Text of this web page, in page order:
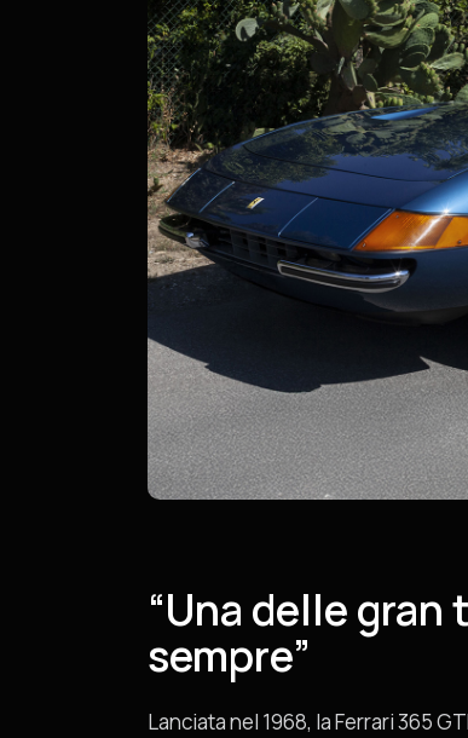
“Una delle
sempre”
Lanciata nel 1968, la Ferrari 365